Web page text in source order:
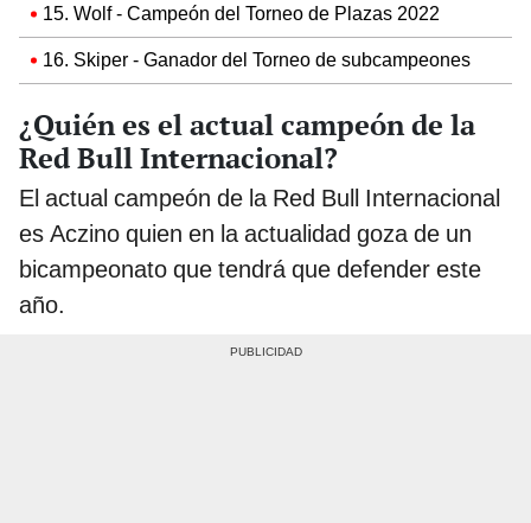
15. Wolf - Campeón del Torneo de Plazas 2022
16. Skiper - Ganador del Torneo de subcampeones
¿Quién es el actual campeón de la
Red Bull Internacional?
El actual campeón de la Red Bull Internacional
es Aczino quien en la actualidad goza de un
bicampeonato que tendrá que defender este
año.